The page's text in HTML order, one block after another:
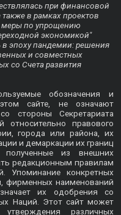
при финансовой
в рамках проектов
меры по упрощению
экономикой"
в эпоху пандемии: решения
и совместных
со Счета развития
обозначения и
сайте, не означают
стороны Секретариата
относительно правового
города или района, их
и демаркации их границ
из внешних
редакционным правилам
Упоминание конкретных
фирменных наименований
их одобрения со
Наций. Этот сайт может
различных